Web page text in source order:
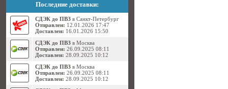
Последние доставки:
СДЭК до ПВЗ в Санкт-Петербург
Отправлен: 12.01.2026 17:47
Доставлен: 16.01.2026 15:50
СДЭК до ПВЗ в Москва
Отправлен: 26.09.2025 08:11
Доставлен: 28.09.2025 10:12
СДЭК до ПВЗ в Москва
Отправлен: 26.09.2025 08:11
Доставлен: 28.09.2025 10:12